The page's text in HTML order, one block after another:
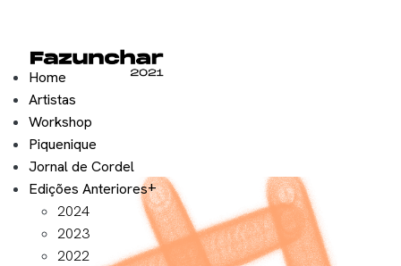
Home
Artistas
Workshop
Piquenique
Jornal de Cordel
Edições Anteriores
2024
2023
2022